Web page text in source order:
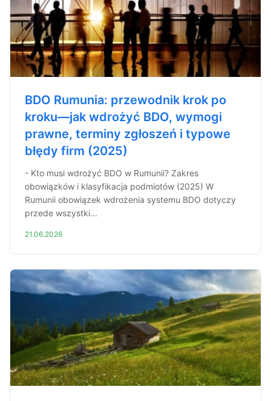
BDO Rumunia: przewodnik krok po
kroku—jak wdrożyć BDO, wymogi
prawne, terminy zgłoszeń i typowe
błędy firm (2025)
- Kto musi wdrożyć BDO w Rumunii? Zakres
obowiązków i klasyfikacja podmiotów (2025) W
Rumunii obowiązek wdrożenia systemu BDO dotyczy
przede wszystki...
21.06.2026